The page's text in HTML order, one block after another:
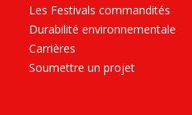
Les Festivals commandités
Durabilité environnementale
Carrières
Soumettre un projet